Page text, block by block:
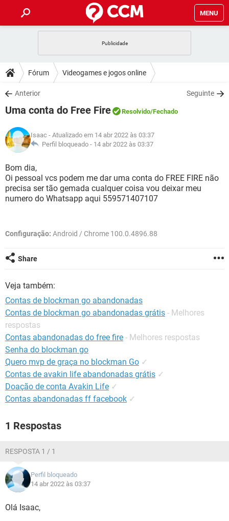
MENU
CELULAR FACEBOOK
OUTLOOK
INSTAGRAM GMAIL
GUIA DE COMPRAS
DICAS
JOGOS WHATSAPP
INSTAGRAM GMAIL
GUIA DE COMPRAS
DOWNLOADS
JOGOS WHATSAPP
CELULAR
OUTLOOK EXCEL
INSTAGRAM
GUIA DE COMPRAS
JOGOS WHATSAPP
CELULAR
OUTLOOK
INSTAGRAM GMAIL
GLOSSÁRIO
JOGOS
CELULAR FACEBOOK
OUTLOOK EXCEL
GUIA DE COMPRAS
Fórum Videogames e jogos online
Anterior Seguinte
Uma conta do Free Fire Resolvido/Fechado
Isaac - Atualizado em 14 abr 2022 às 03:37
Perfil bloqueado - 14 abr 2022 às 03:37
Bom dia,
Oi pessoal vcs podem me dar uma conta do FREE FIRE não
precisa ser tão gemada cualquer coisa vou deixar meu
numero do Whatsapp aqui 559571407107
Configuração: Android / Chrome 100.0.4896.88
Share
Veja também:
Contas de blockman go abandonadas
Contas de blockman go abandonadas grátis - Melhores
respostas
Contas abandonadas do free fire - Melhores respostas
Senha do blockman go
Quero mvp de graça no blockman Go ✓
Contas de avakin life abandonadas grátis ✓
Doação de conta Avakin Life ✓
Contas abandonadas ff facebook ✓
1 Respostas
RESPOSTA 1 / 1
Perfil bloqueado
14 abr 2022 às 03:37
Olá Isaac,